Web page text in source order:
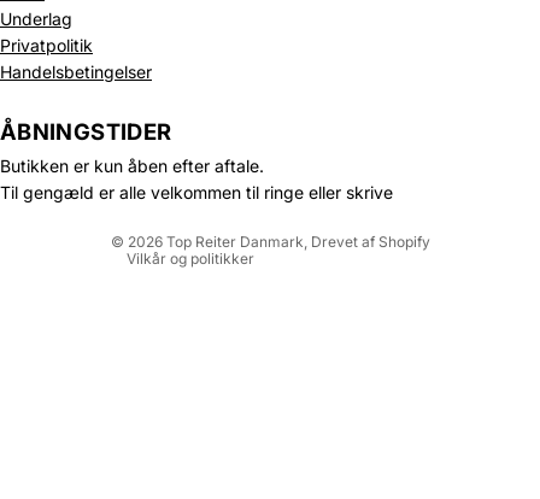
Underlag
Privatpolitik
Handelsbetingelser
ÅBNINGSTIDER
Butikken er kun åben efter aftale.
Til gengæld er alle velkommen til ringe eller skrive
© 2026 Top Reiter Danmark , Drevet af Shopify
Vilkår og politikker
Politik om beskyttelse af persondata
Refusionspolitik
Leveringspolitik
Kontaktinformation